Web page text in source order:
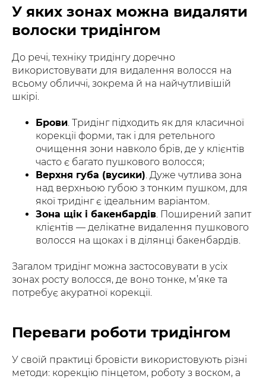
У яких зонах можна видаляти
волоски тридінгом
До речі, техніку тридінгу доречно
використовувати для видалення волосся на
всьому обличчі, зокрема й на найчутливішій
шкірі.
Брови . Тридінг підходить як для класичної
корекції форми, так і для ретельного
очищення зони навколо брів, де у клієнтів
часто є багато пушкового волосся;
Верхня губа (вусики) . Дуже чутлива зона
над верхньою губою з тонким пушком, для
якої тридінг є ідеальним варіантом.
Зона щік і бакенбардів . Поширений запит
клієнтів — делікатне видалення пушкового
волосся на щоках і в ділянці бакенбардів.
Загалом тридінг можна застосовувати в усіх
зонах росту волосся, де воно тонке, м’яке та
потребує акуратної корекції.
Переваги роботи тридінгом
У своїй практиці бровісти використовують різні
методи: корекцію пінцетом, роботу з воском, а